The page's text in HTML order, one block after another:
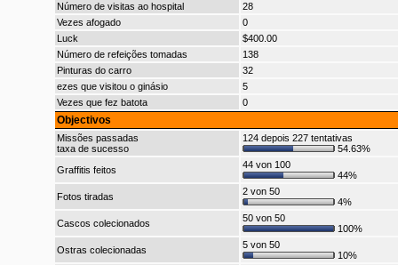
Número de visitas ao hospital
28
Vezes afogado
0
Luck
$400.00
Número de refeições tomadas
138
Pinturas do carro
32
ezes que visitou o ginásio
5
Vezes que fez batota
0
Objectivos
Missões passadas
taxa de sucesso
124 depois 227 tentativas
54.63%
Graffitis feitos
44 von 100
44%
Fotos tiradas
2 von 50
4%
Cascos colecionados
50 von 50
100%
Ostras colecionadas
5 von 50
10%